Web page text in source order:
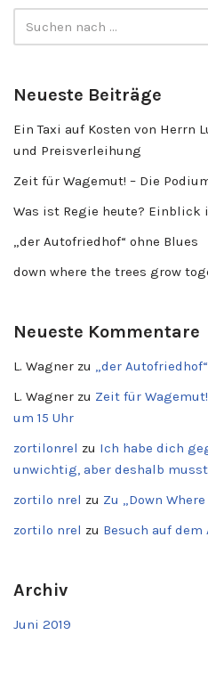
Neueste Beiträge
Ein Taxi auf Kosten von Herrn
und Preisverleihung
Zeit für Wagemut! – Die
Was ist Regie heute?
„der Autofriedhof“ ohne Blues
down where the trees grow
Neueste Kommentare
L. Wagner zu „der
L. Wagner zu Zeit für
um 15 Uhr
zortilonrel zu Ich habe dich
unwichtig, aber deshalb
zortilo nrel zu Zu „Down
zortilo nrel zu Besuch auf
Archiv
Juni 2019